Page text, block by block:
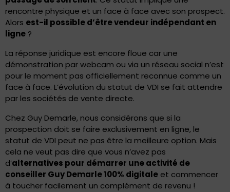
rencontre physique et un face à face avec son prospect.
Alors est-il possible d’être vendeur indépendant en
ligne ?
La réponse juridique est encore floue car une
démonstration par webcam ou via un réseau social n’est
pour le moment pas officiellement reconnue comme un
face à face. L’évolution du statut de VDI se fait attendre
par les sociétés de vente directe.
Chez Guy Demarle, nous considérons que si la
prospection doit se faire exclusivement en ligne, le
statut de VDI peut ne pas être la meilleure option. Mais
cela ne veut pas dire que vous n’avez pas
d’alternatives pour démarrer une activité de
conseiller Guy Demarle 100% digitale et commencer
à toucher facilement un complément de revenu !